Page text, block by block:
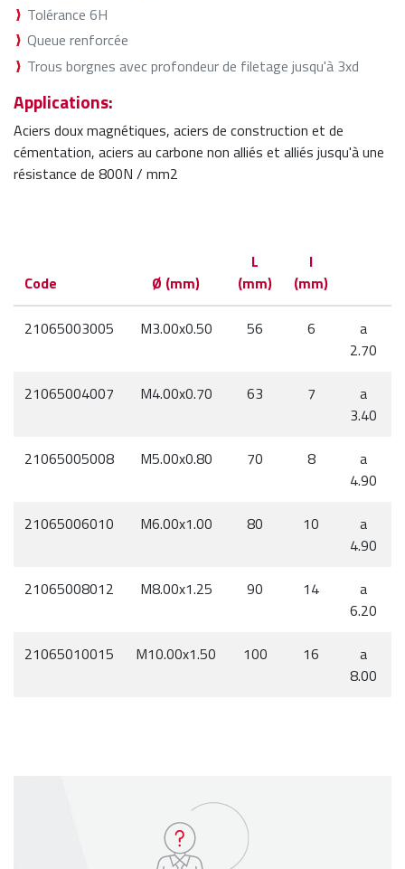
Tolérance 6H
Queue renforcée
Trous borgnes avec profondeur de filetage jusqu'à 3xd
Applications:
Aciers doux magnétiques, aciers de construction et de
cémentation, aciers au carbone non alliés et alliés jusqu'à une
résistance de 800N / mm2
Code Ø (mm)
L
(mm)
l
(mm)
21065003005 M3.00x0.50 56 6
a
2.70
21065004007 M4.00x0.70 63 7
a
3.40
21065005008 M5.00x0.80 70 8
a
4.90
21065006010 M6.00x1.00 80 10
a
4.90
21065008012 M8.00x1.25 90 14
a
6.20
21065010015 M10.00x1.50 100 16
a
8.00